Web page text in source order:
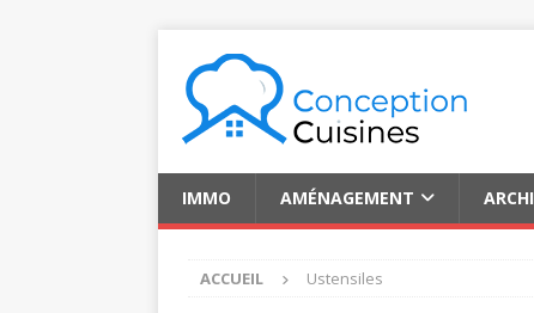
IMMO AMÉNAGEMENT
ACCUEIL Ustensiles